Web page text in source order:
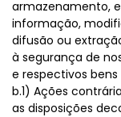
armazenamento,
informação,
difusão ou
à segurança de
e respectivos bens
b.1) Ações
as disposições